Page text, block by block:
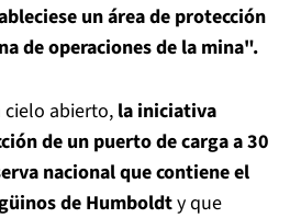
un área de protección
de operaciones de la mina".
cielo abierto, la iniciativa
de un puerto de carga a 30
nacional que contiene el
de Humboldty que